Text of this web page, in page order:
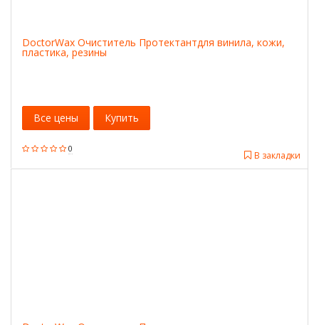
DoctorWax Очиститель Протектантдля винила, кожи,
пластика, резины
0
В закладки
Все цены Купить